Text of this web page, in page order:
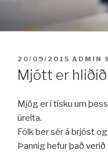
efni
BIRT:
20/09/2015 ADMIN
Mjótt er hliðið
Mjög er í tísku um
úrelta.
Fólk ber sér á brjóst
Þannig hefur það verið